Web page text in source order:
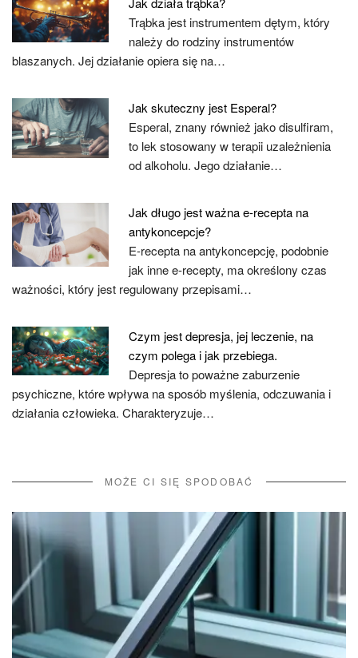
Trąbka jest instrumentem dętym, który
należy do rodziny instrumentów
blaszanych. Jej działanie opiera się na…
Jak skuteczny jest Esperal?
Esperal, znany również jako disulfiram,
to lek stosowany w terapii uzależnienia
od alkoholu. Jego działanie…
Jak długo jest ważna e-recepta na
antykoncepcje?
E-recepta na antykoncepcję, podobnie
jak inne e-recepty, ma określony czas
ważności, który jest regulowany przepisami…
Czym jest depresja, jej leczenie, na
czym polega i jak przebiega.
Depresja to poważne zaburzenie
psychiczne, które wpływa na sposób myślenia, odczuwania i
działania człowieka. Charakteryzuje…
MOŻE CI SIĘ SPODOBAĆ